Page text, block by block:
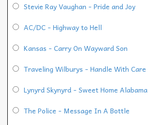
Stevie Ray Vaughan - Pride and Joy
AC/DC - Highway to Hell
Kansas - Carry On Wayward Son
Traveling Wilburys - Handle With Care
Lynyrd Skynyrd - Sweet Home Alabama
The Police - Message In A Bottle